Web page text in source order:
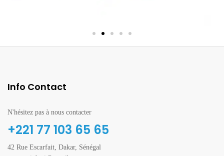
Info Contact
N'hésitez pas à nous contacter
+221 77 103 65 65
42 Rue Escarfait, Dakar, Sénégal